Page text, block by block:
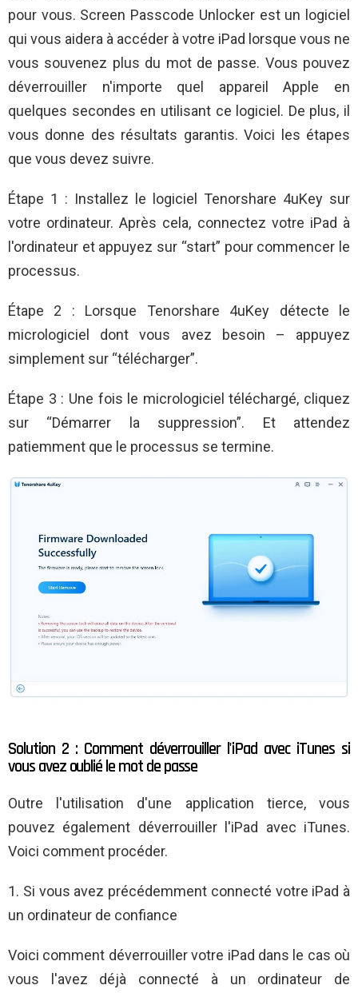
pour vous. Screen Passcode Unlocker est un logiciel
qui vous aidera à accéder à votre iPad lorsque vous ne
vous souvenez plus du mot de passe. Vous pouvez
déverrouiller n'importe quel appareil Apple en
quelques secondes en utilisant ce logiciel. De plus, il
vous donne des résultats garantis. Voici les étapes
que vous devez suivre.
Étape 1 : Installez le logiciel Tenorshare 4uKey sur
votre ordinateur. Après cela, connectez votre iPad à
l'ordinateur et appuyez sur “start” pour commencer le
processus.
Étape 2 : Lorsque Tenorshare 4uKey détecte le
micrologiciel dont vous avez besoin – appuyez
simplement sur “télécharger”.
Étape 3 : Une fois le micrologiciel téléchargé, cliquez
sur “Démarrer la suppression”. Et attendez
patiemment que le processus se termine.
Solution 2 : Comment déverrouiller l'iPad avec iTunes si
vous avez oublié le mot de passe
Outre l'utilisation d'une application tierce, vous
pouvez également déverrouiller l'iPad avec iTunes.
Voici comment procéder.
1. Si vous avez précédemment connecté votre iPad à
un ordinateur de confiance
Voici comment déverrouiller votre iPad dans le cas où
vous l'avez déjà connecté à un ordinateur de